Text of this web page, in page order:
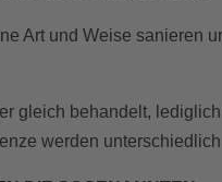
Art und Weise sanieren
gleich behandelt,
werden